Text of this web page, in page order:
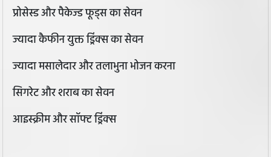
प्रोसेस्ड और पैकेज्ड फूड्स का सेवन
ज्यादा कैफीन युक्त ड्रिंक्स का सेवन
ज्यादा मसालेदार और तलाभुना भोजन करना
सिगरेट और शराब का सेवन
आइस्क्रीम और सॉफ्ट ड्रिंक्स